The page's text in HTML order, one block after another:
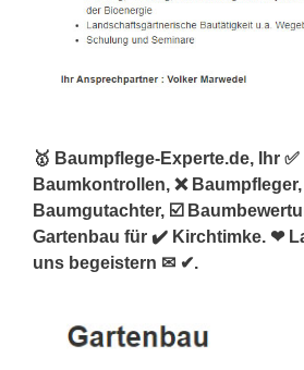
🥇 Baumpflege-Experte.de, Ihr
Baumkontrollen, ❌
Baumgutachter, ☑️
Gartenbau für ✔️ Kirchtimke. ❤
uns begeistern ✉ ✔.